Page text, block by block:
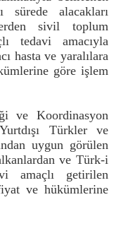
sürede alacakları
sivil toplum
tedavi amacıyla
hasta ve yaralılara
göre işlem
ve Koordinasyon
Türkler ve
uygun görülen
ve Türk-i
amaçlı getirilen
ve hükümlerine